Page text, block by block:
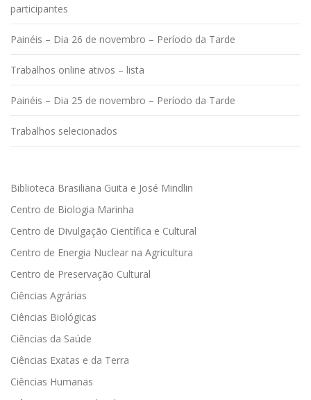
participantes
Painéis – Dia 26 de novembro – Período da Tarde
Trabalhos online ativos – lista
Painéis – Dia 25 de novembro – Período da Tarde
Trabalhos selecionados
Biblioteca Brasiliana Guita e José Mindlin
Centro de Biologia Marinha
Centro de Divulgação Científica e Cultural
Centro de Energia Nuclear na Agricultura
Centro de Preservação Cultural
Ciências Agrárias
Ciências Biológicas
Ciências da Saúde
Ciências Exatas e da Terra
Ciências Humanas